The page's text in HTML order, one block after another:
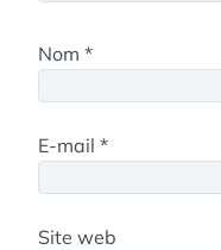
Nom *
E-mail *
Site web